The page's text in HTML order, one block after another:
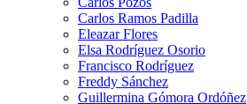
Carlos Ramos Padilla
Eleazar Flores
Elsa Rodríguez Osorio
Francisco Rodríguez
Freddy Sánchez
Guillermina Gómora Ordóñez